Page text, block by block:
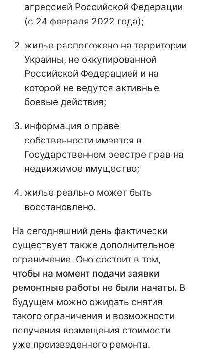
агрессией Российской Федерации
(с 24 февраля 2022 года);
жилье расположено на территории
Украины, не оккупированной
Российской Федерацией и на
которой не ведутся активные
боевые действия;
информация о праве
собственности имеется в
Государственном реестре прав на
недвижимое имущество;
жилье реально может быть
восстановлено.
На сегодняшний день фактически
существует также дополнительное
ограничение. Оно состоит в том,
чтобы на момент подачи заявки
ремонтные работы не были начаты. В
будущем можно ожидать снятия
такого ограничения и возможности
получения возмещения стоимости
уже произведенного ремонта.